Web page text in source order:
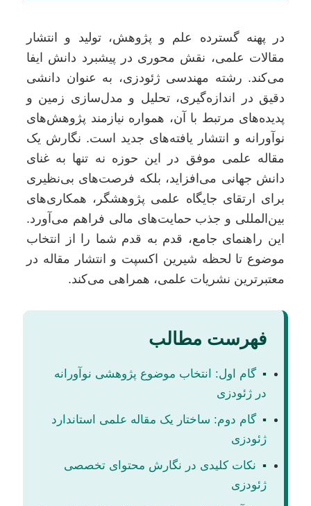
در پهنه گسترده علم و پژوهش، تولید و انتشار
مقالات علمی، نقش محوری در پیشبرد دانش ایفا
می‌کند. رشته مهندسی ژئودزی، به عنوان دانشی
دقیق در اندازه‌گیری، تحلیل و مدل‌سازی زمین و
پدیده‌های مرتبط با آن، همواره نیازمند پژوهش‌های
نوآورانه و انتشار یافته‌های جدید است. نگارش یک
مقاله علمی موفق در این حوزه نه تنها به غنای
دانش جهانی می‌افزاید، بلکه فرصت‌های بی‌نظیری
برای ارتقای جایگاه علمی پژوهشگر، همکاری‌های
بین‌المللی و جذب حمایت‌های مالی فراهم می‌آورد.
این راهنمای جامع، قدم به قدم شما را از انتخاب
موضوع تا لحظه شیرین اکسپت و انتشار مقاله در
معتبرترین نشریات علمی، همراهی می‌کند.
فهرست مطالب
▪ گام اول: انتخاب موضوع پژوهشی نوآورانه
در ژئودزی
▪ گام دوم: ساختار یک مقاله علمی استاندارد
ژئودزی
▪ نکات کلیدی در نگارش محتوای تخصصی
ژئودزی